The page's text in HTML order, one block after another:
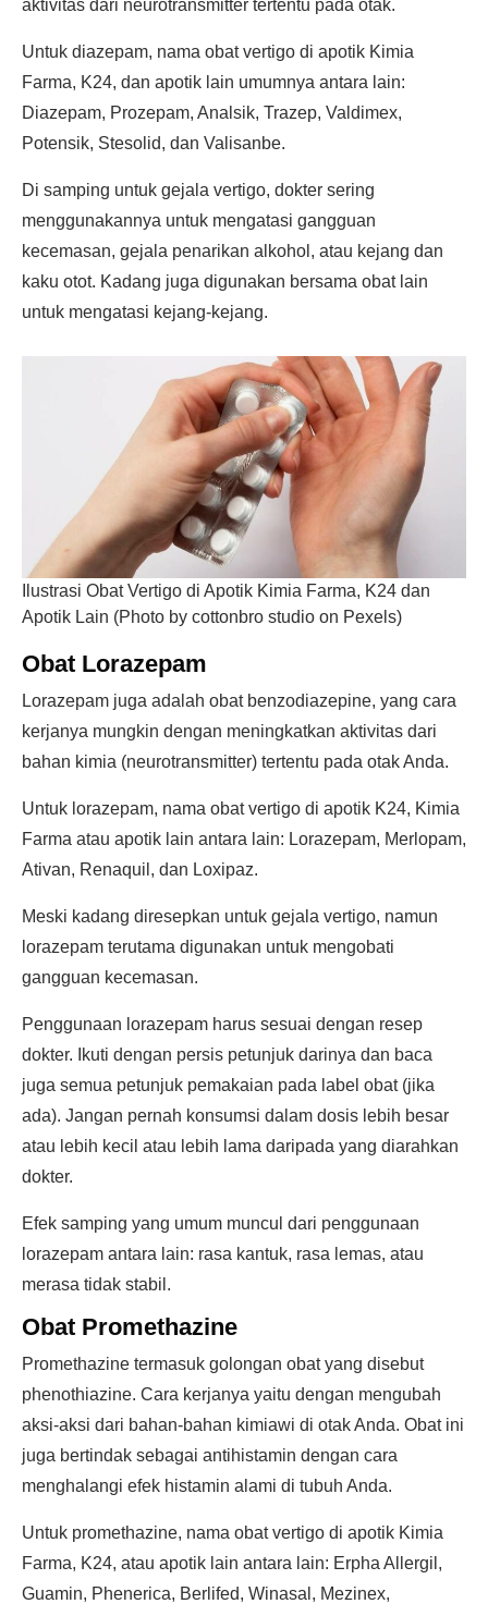
aktivitas dari neurotransmitter tertentu pada otak.
Untuk diazepam, nama obat vertigo di apotik Kimia
Farma, K24, dan apotik lain umumnya antara lain:
Diazepam, Prozepam, Analsik, Trazep, Valdimex,
Potensik, Stesolid, dan Valisanbe.
Di samping untuk gejala vertigo, dokter sering
menggunakannya untuk mengatasi gangguan
kecemasan, gejala penarikan alkohol, atau kejang dan
kaku otot. Kadang juga digunakan bersama obat lain
untuk mengatasi kejang-kejang.
Ilustrasi Obat Vertigo di Apotik Kimia Farma, K24 dan
Apotik Lain (Photo by cottonbro studio on Pexels)
Obat Lorazepam
Lorazepam juga adalah obat benzodiazepine, yang cara
kerjanya mungkin dengan meningkatkan aktivitas dari
bahan kimia (neurotransmitter) tertentu pada otak Anda.
Untuk lorazepam, nama obat vertigo di apotik K24, Kimia
Farma atau apotik lain antara lain: Lorazepam, Merlopam,
Ativan, Renaquil, dan Loxipaz.
Meski kadang diresepkan untuk gejala vertigo, namun
lorazepam terutama digunakan untuk mengobati
gangguan kecemasan.
Penggunaan lorazepam harus sesuai dengan resep
dokter. Ikuti dengan persis petunjuk darinya dan baca
juga semua petunjuk pemakaian pada label obat (jika
ada). Jangan pernah konsumsi dalam dosis lebih besar
atau lebih kecil atau lebih lama daripada yang diarahkan
dokter.
Efek samping yang umum muncul dari penggunaan
lorazepam antara lain: rasa kantuk, rasa lemas, atau
merasa tidak stabil.
Obat Promethazine
Promethazine termasuk golongan obat yang disebut
phenothiazine. Cara kerjanya yaitu dengan mengubah
aksi-aksi dari bahan-bahan kimiawi di otak Anda. Obat ini
juga bertindak sebagai antihistamin dengan cara
menghalangi efek histamin alami di tubuh Anda.
Untuk promethazine, nama obat vertigo di apotik Kimia
Farma, K24, atau apotik lain antara lain: Erpha Allergil,
Guamin, Phenerica, Berlifed, Winasal, Mezinex,